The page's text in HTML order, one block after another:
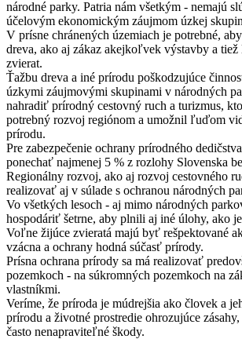
národné parky. Patria nám všetkým - nemajú
účelovým ekonomickým záujmom úzkej
V prísne chránených územiach je potrebné,
dreva, ako aj zákaz akejkoľvek výstavby a
zvierat.
Ťažbu dreva a iné prírodu poškodzujúce
úzkymi záujmovými skupinami v národných
nahradiť prírodný cestovný ruch a turizmus,
potrebný rozvoj regiónom a umožnil ľuďom
prírodu.
Pre zabezpečenie ochrany prírodného
ponechať najmenej 5 % z rozlohy Slovenska
Regionálny rozvoj, ako aj rozvoj cestovného
realizovať aj v súlade s ochranou národných
Vo všetkých lesoch - aj mimo národných
hospodáriť šetrne, aby plnili aj iné úlohy, ako
Voľne žijúce zvieratá majú byť rešpektované
vzácna a ochrany hodná súčasť prírody.
Prísna ochrana prírody sa má realizovať
pozemkoch - na súkromných pozemkoch na
vlastníkmi.
Veríme, že príroda je múdrejšia ako človek a
prírodu a životné prostredie ohrozujúce
často nenapraviteľné škody.